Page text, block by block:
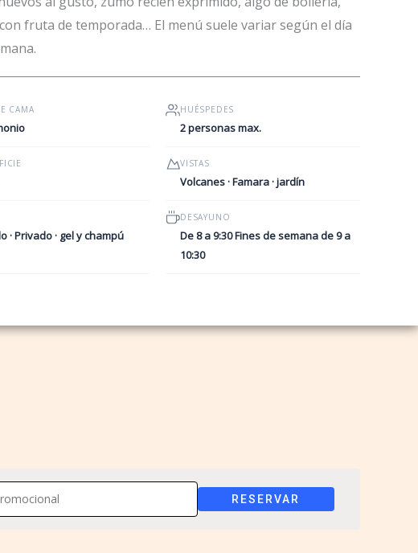
fruta de temporada… El menú suele variar según el día
CAMA HUÉSPEDES
2 personas max.
VISTAS
Volcanes · Famara · jardín
· Privado · gel y champú
DESAYUNO
De 8 a 9:30 Fines de semana de 9 a
10:30
RESERVAR